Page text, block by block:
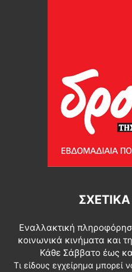
Εναλλακτική
κοινωνικά κινήματα και
Κάθε Σάββατο έως
Τι είδους εγχείρημα μπορεί